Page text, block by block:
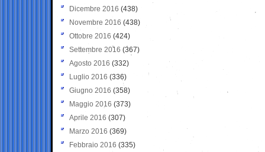
Dicembre 2016 (438)
Novembre 2016 (438)
Ottobre 2016 (424)
Settembre 2016 (367)
Agosto 2016 (332)
Luglio 2016 (336)
Giugno 2016 (358)
Maggio 2016 (373)
Aprile 2016 (307)
Marzo 2016 (369)
Febbraio 2016 (335)